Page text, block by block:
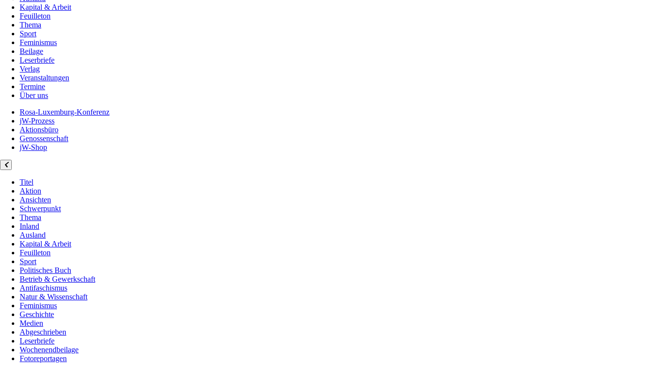
Kapital & Arbeit
Feuilleton
Thema
Sport
Feminismus
Beilage
Leserbriefe
Verlag
Veranstaltungen
Termine
Über uns
Rosa-Luxemburg-Konferenz
jW-Prozess
Aktionsbüro
Genossenschaft
jW-Shop
Titel
Aktion
Ansichten
Schwerpunkt
Thema
Inland
Ausland
Kapital & Arbeit
Feuilleton
Sport
Politisches Buch
Betrieb & Gewerkschaft
Antifaschismus
Natur & Wissenschaft
Feminismus
Geschichte
Medien
Abgeschrieben
Leserbriefe
Wochenendbeilage
Fotoreportagen